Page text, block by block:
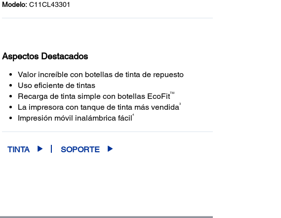
Modelo: C11CL43301
Aspectos Destacados
Valor increíble con botellas de tinta de repuesto
Uso eficiente de tintas
Recarga de tinta simple con botellas EcoFitTM
La impresora con tanque de tinta más vendida3
Impresión móvil inalámbrica fácil4
TINTA SOPORTE